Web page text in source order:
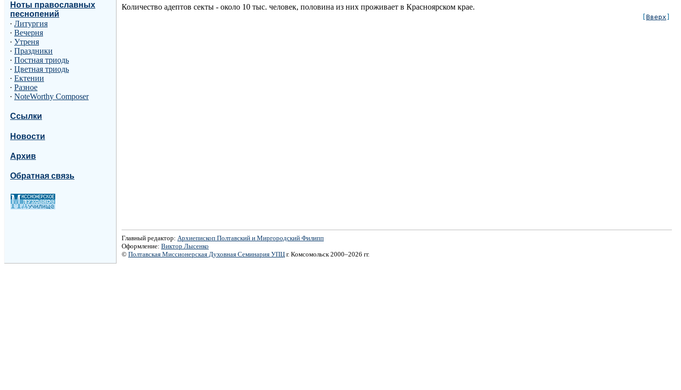
Ноты православных
песнопений
· Литургия
· Вечерня
· Утреня
· Праздники
· Постная триодь
· Цветная триодь
· Ектении
· Разное
· NoteWorthy Composer
Ссылки
Новости
Архив
Обратная связь
Количество адептов секты - около 10 тыс. человек, половина из них проживает в Красноярском крае.
[ Вверх ]
Главный редактор: Архиепископ Полтавский и Миргородский Филипп
Оформление: Виктор Лысенко
© Полтавская Миссионерская Духовная Семинария УПЦ г. Комсомольск 2000–2026 гг.